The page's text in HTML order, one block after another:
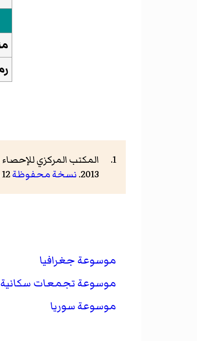
المكتب المركزي للإحصاء
2013. نسخة محفوظة12 ديسمبر 2019 على موقع واي باك مشين.
موسوعة جغرافيا
موسوعة تجمعات سكانية
موسوعة سوريا